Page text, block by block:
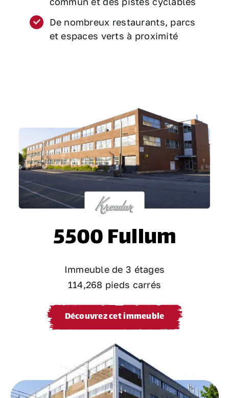
De nombreux restaurants, parcs
et espaces verts à proximité
5500 Fullum
Immeuble de 3 étages
114,268 pieds carrés
Découvrez cet immeuble